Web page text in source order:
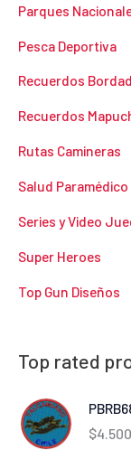
Parques
Pesca Deportiva
Recuerdos
Recuerdos
Rutas Camineras
Salud
Series y Video
Super Heroes
Top Gun Diseños
Top rated
$4.500